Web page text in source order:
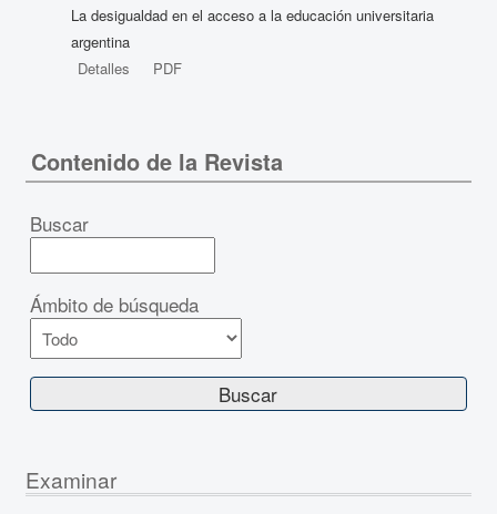
La desigualdad en el acceso a la educación universitaria
argentina
Detalles
PDF
Contenido de la Revista
Buscar
Ámbito de búsqueda
Examinar